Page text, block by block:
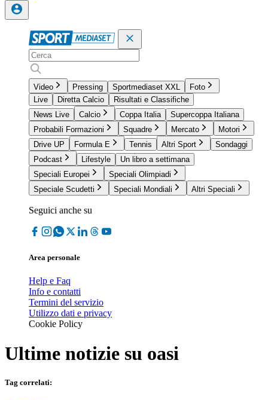
Video Pressing Sportmediaset XXL
Foto
Live
Diretta Calcio
Risultati e Classifiche
News Live
Calcio Coppa Italia
Supercoppa Italiana
Probabili Formazioni
Squadre Mercato
Motori
Drive UP
Formula E Tennis Altri Sport
Sondaggi
Podcast
Lifestyle
Un libro a settimana
Speciali Europei
Speciali Olimpiadi
Speciale Scudetti
Speciali Mondiali Altri Speciali
Seguici anche su
Area personale
Help e Faq
Info e contatti
Termini del servizio
Utilizzo dati e privacy
Cookie Policy
Ultime notizie su oasi
Tag correlati: